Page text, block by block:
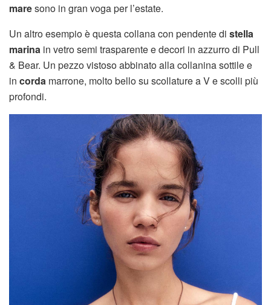
maresono in gran voga per l’estate.
Un altro esempio è questa collana con pendente di stella
marina in vetro semi trasparente e decori in azzurro di Pull
& Bear. Un pezzo vistoso abbinato alla collanina sottile e
in corda marrone, molto bello su scollature a V e scolli più
profondi.